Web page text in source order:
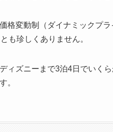
格変動制（ダイナミックプ
も珍しくありません。
ィズニーまで3泊4日でいく
。